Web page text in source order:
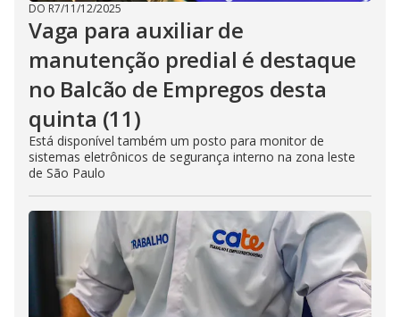
DO R7/11/12/2025
Vaga para auxiliar de
manutenção predial é destaque
no Balcão de Empregos desta
quinta (11)
Está disponível também um posto para monitor de
sistemas eletrônicos de segurança interno na zona leste
de São Paulo